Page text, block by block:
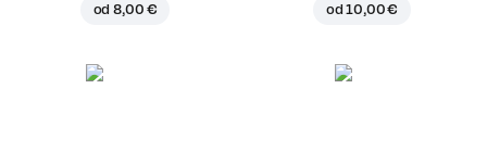
od8,00 € od10,00 €